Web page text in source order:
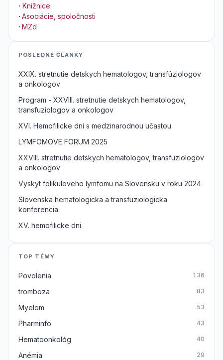
· Knižnice
· Asociácie, spoločnosti
· MZd
POSLEDNÉ ČLÁNKY
XXIX. stretnutie detskych hematologov, transfúziologov
a onkologov
Program - XXVIII. stretnutie detskych hematologov,
transfuziologov a onkologov
XVI. Hemofilicke dni s medzinarodnou učastou
LYMFOMOVE FORUM 2025
XXVIII. stretnutie detskych hematologov, transfuziologov
a onkologov
Vyskyt folikuloveho lymfomu na Slovensku v roku 2024
Slovenska hematologicka a transfuziologicka
konferencia
XV. hemofilicke dni
TOP TÉMY
Povolenia 136
tromboza 83
Myelom 53
Pharminfo 43
Hematoonkológ 40
Anémia 29